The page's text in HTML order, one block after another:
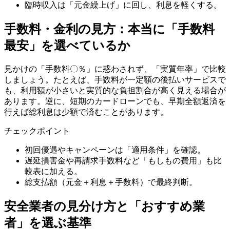
臨時収入は「元金繰上げ」に回し、利息を軽くする。
手数料・金利の見方：本当に「手数料
最安」を選べているか
見かけの「手数料〇％」に惑わされず、「実質年率」で比較
しましょう。たとえば、手数料が一定額の後払いサービスで
も、利用額が小さいと実質的な負担割合が高く見える場合が
あります。逆に、短期のカードローンでも、早期全額返済を
行えば総利息は少額で済むことがあります。
チェックポイント
初回優遇やキャンペーンは「適用条件」を確認。
遅延損害金や再請求手数料など「もしもの費用」も比
較表に加える。
総支払額（元金＋利息＋手数料）で最終判断。
安全業者の見分け方と「おすすめ業
者」を選ぶ基準